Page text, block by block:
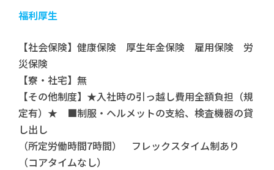
福利厚生
【社会保険】健康保険 厚生年金保険 雇用保険 労
災保険
【寮・社宅】無
【その他制度】★入社時の引っ越し費用全額負担（規
定有）★ ■制服・ヘルメットの支給、検査機器の貸
し出し
（所定労働時間7時間） フレックスタイム制あり
（コアタイムなし）